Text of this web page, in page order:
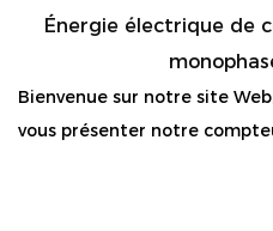
Énergie électrique de
Bienvenue sur notre site
vous présenter notre